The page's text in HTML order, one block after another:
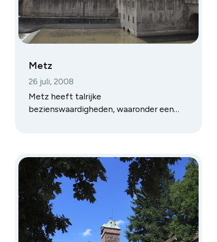
Metz
26 juli, 2008
Metz heeft talrijke
bezienswaardigheden, waaronder een